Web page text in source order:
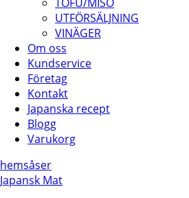
UTFÖRSÄLJNING
VINÄGER
Om oss
Kundservice
Företag
Kontakt
Japanska recept
Blogg
Varukorg
hemsåser
Japansk Mat